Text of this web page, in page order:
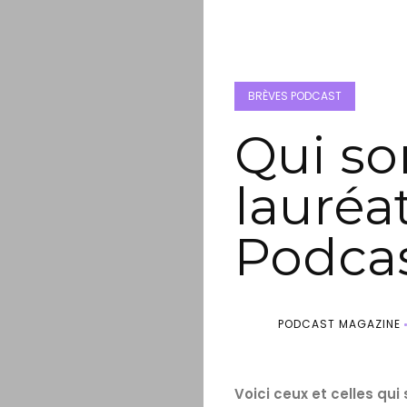
BRÈVES PODCAST
Qui
PODCAST MAGAZINE
Voici ceux et celles